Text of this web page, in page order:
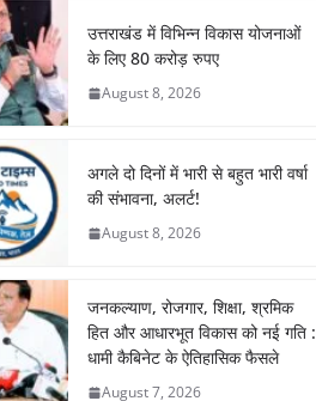
o
o
k
p
p
m n
उत्तराखंड में विभिन्न विकास योजनाओं
के लिए 80 करोड़ रुपए
August 8, 2026
अगले दो दिनों में भारी से बहुत भारी वर्षा
की संभावना, अलर्ट!
August 8, 2026
जनकल्याण, रोजगार, शिक्षा, श्रमिक
हित और आधारभूत विकास को नई गति :
धामी कैबिनेट के ऐतिहासिक फैसले
August 7, 2026